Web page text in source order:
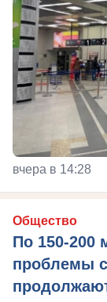
вчера в 14:28
Общество
По 150-200
проблемы